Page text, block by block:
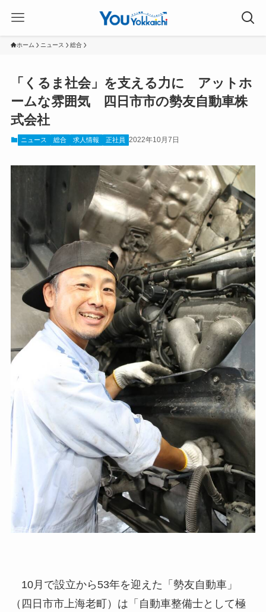
ホーム ニュース 総合
「くるま社会」を支える力に アットホ
ームな雰囲気 四日市市の勢友自動車株
式会社
ニュース 総合 求人情報 正社員 2022年10月7日
10月で設立から53年を迎えた「勢友自動車」
（四日市市上海老町）は「自動車整備士として極